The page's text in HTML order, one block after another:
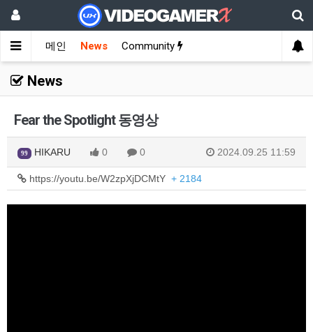
메인 News Community
News
Fear the Spotlight 동영상
99 HIKARU 0 0 2024.09.25 11:59
https://youtu.be/W2zpXjDCMtY + 2184